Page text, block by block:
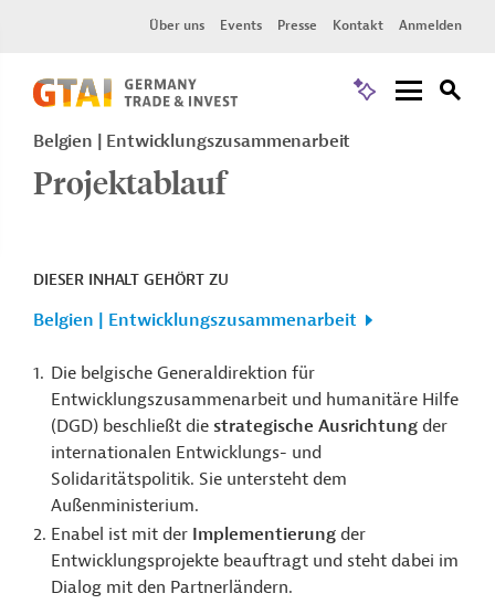
Über uns Events Presse Kontakt Anmelden
Belgien Entwicklungszusammenarbeit
Projektablauf
DIESER INHALT GEHÖRT ZU
Belgien | Entwicklungszusammenarbeit
Die belgische Generaldirektion für
Entwicklungszusammenarbeit und humanitäre Hilfe
(DGD) beschließt die strategische Ausrichtung der
internationalen Entwicklungs- und
Solidaritätspolitik. Sie untersteht dem
Außenministerium.
Enabel ist mit der Implementierung der
Entwicklungsprojekte beauftragt und steht dabei im
Dialog mit den Partnerländern.